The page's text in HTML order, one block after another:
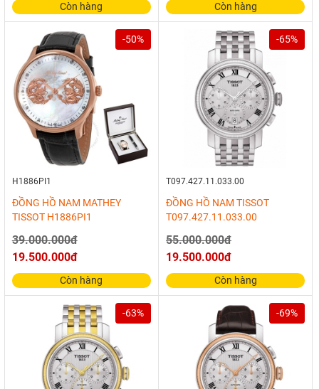
Còn hàng Còn hàng
-50%
H1886PI1
ĐỒNG HỒ NAM MATHEY
TISSOT H1886PI1
39.000.000đ
19.500.000đ
Còn hàng
-65%
T097.427.11.033.00
ĐỒNG HỒ NAM TISSOT
T097.427.11.033.00
55.000.000đ
19.500.000đ
Còn hàng
-63% -69%